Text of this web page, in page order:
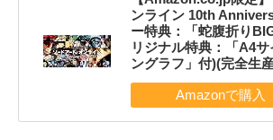
ンライン 10th
ー特典：「蛇腹折り
リジナル特典：「A4
ングラフ」付)(完全生